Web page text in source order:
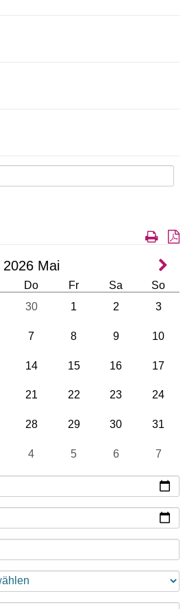
2026 Mai
Do Fr Sa
So
30 1 2 3
7 8 9 10
14 15 16 17
21 22 23 24
28 29 30 31
4 5 6 7